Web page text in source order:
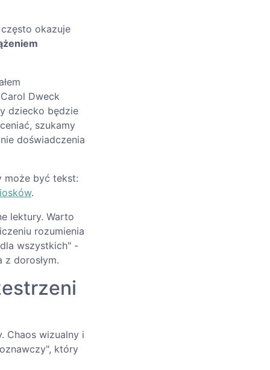
okazuje
Dweck
dziecko będzie
szukamy
doświadczenia
może być tekst:
.
lektury. Warto
rozumienia
wszystkich" -
dorosłym.
Chaos wizualny i
który